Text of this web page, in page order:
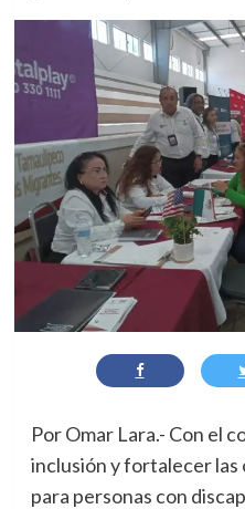
Por Omar Lara.- Con el
inclusión y fortalecer
para personas con